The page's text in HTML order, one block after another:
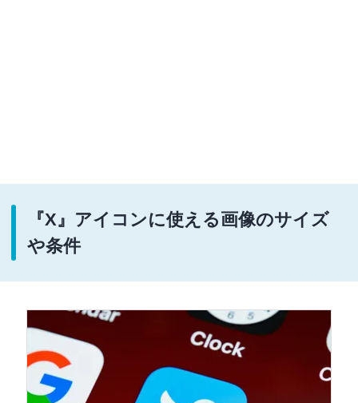
『X』アイコンに使える画像のサイズ
や条件